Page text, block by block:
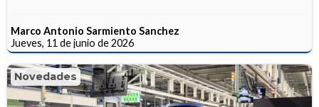
Marco Antonio Sarmiento Sanchez
Jueves, 11 de junio de 2026
Novedades